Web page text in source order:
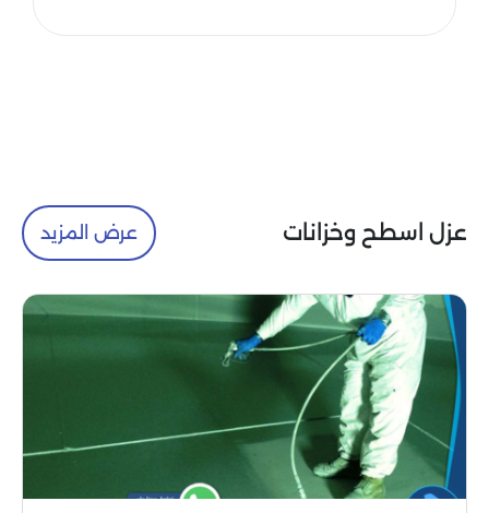
عزل اسطح وخزانات عرض المزيد